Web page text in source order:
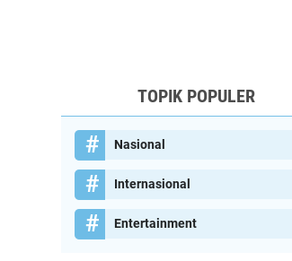
TOPIK POPULER
Nasional
Internasional
Entertainment